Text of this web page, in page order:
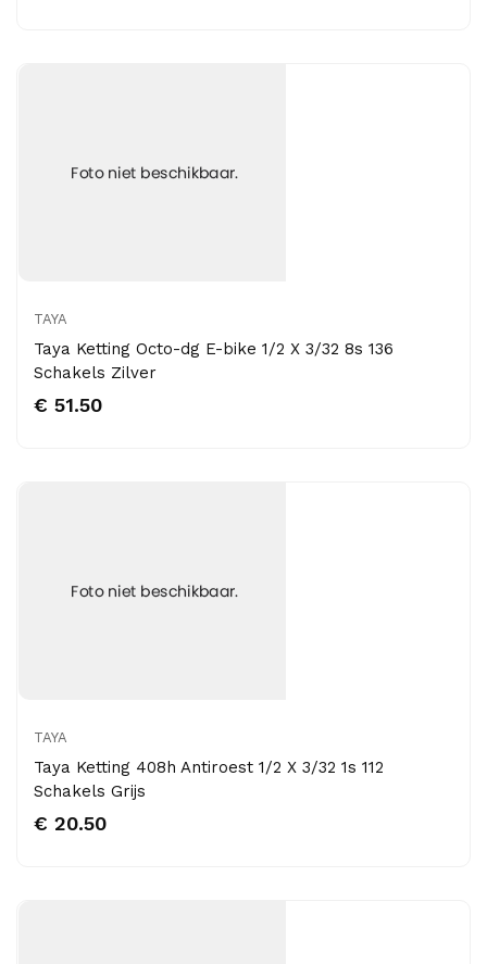
TAYA
Taya Ketting Octo-dg E-bike 1/2 X 3/32 8s 136
Schakels Zilver
€ 51.50
TAYA
Taya Ketting 408h Antiroest 1/2 X 3/32 1s 112
Schakels Grijs
€ 20.50